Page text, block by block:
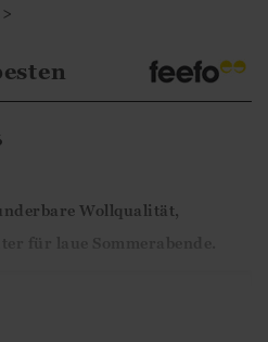
Wollqualität,